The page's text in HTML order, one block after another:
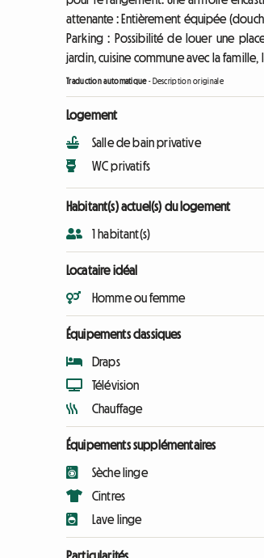
attenante : Entièrement équipée
Parking : Possibilité de louer une
jardin, cuisine commune avec la
Traduction automatique- Description originale
Logement
Salle de bain privative
WC privatifs
Habitant(s) actuel(s) du logement
1 habitant(s)
Locataire idéal
Homme ou femme
Équipements classiques
Draps
Télévision
Chauffage
Équipements supplémentaires
Sèche linge
Cintres
Lave linge